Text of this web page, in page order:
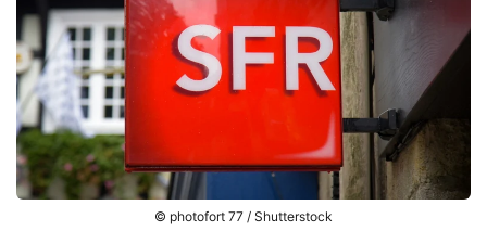
© photofort 77 / Shutterstock